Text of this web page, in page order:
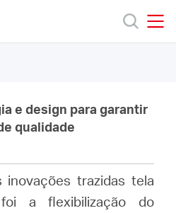
e design para garantir
qualidade
inovações trazidas tela
a flexibilização do